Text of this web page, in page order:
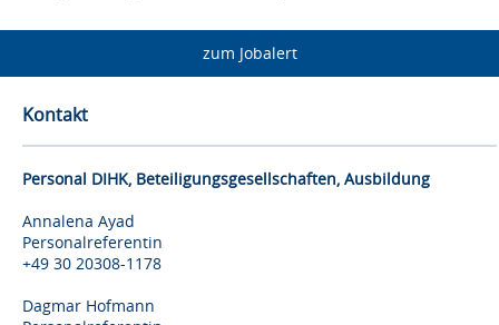
zum Jobalert
Kontakt
Personal DIHK, Beteiligungsgesellschaften, Ausbildung
Annalena Ayad
Personalreferentin
+49 30 20308-1178
Dagmar Hofmann